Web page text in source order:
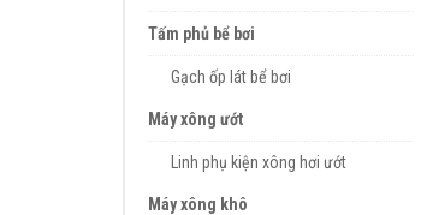
Tấm phủ bể bơi
Gạch ốp lát bể bơi
Máy xông ướt
Linh phụ kiện xông hơi ướt
Máy xông khô